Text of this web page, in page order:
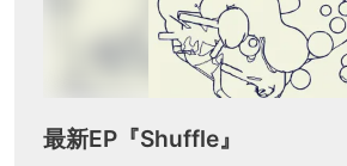
最新EP『Shuffle』